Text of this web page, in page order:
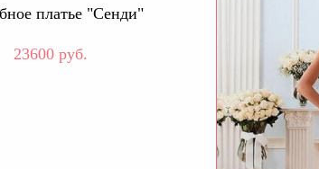
платье "Сенди"
23600 руб.